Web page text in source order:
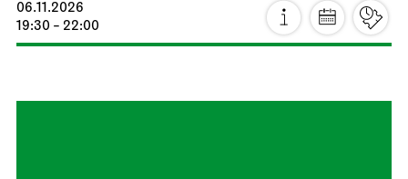
06.11.2026
19:30 - 22:00